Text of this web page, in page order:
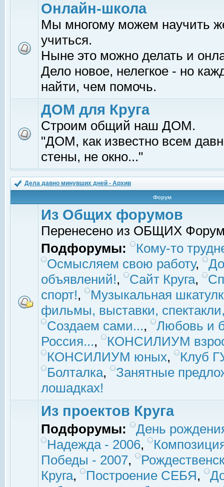
Онлайн-школа
Мы многому можем научить
учиться.
Ныне это можно делать и
Дело новое, нелегкое - но
найти, чем помочь.
ДОМ для Круга
Строим общий наш ДОМ.
"ДОМ, как известно всем
стены, не окно..."
Дела давно минувших дней - Архив
Форум
Из Общих форумов
Перенесено из ОБЩИХ
Подфорумы:
Кому-то
Осмысляем свою работу,
объявлений!, Сайт Круга,
спорт!,
Музыкальная
фильмы, выставки,
Создаем сами...,
Любовь и
Россия...,
КОНСИЛИУМ
КОНСИЛИУМ юных,
Клуб
Болталка,
Занятные
лошадках!
Из проектов Круга
Подфорумы:
День
Надежда - 2006,
Победы - 2007,
Круга, Построение СЕБЯ,